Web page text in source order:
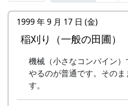
里山の自然と暮らしを守ろ
「この村に、喰われる」、「
る」って、いやいやいや、
ありませんよ。
棚⽥のイネに
6
ふるさと加美の⾥へ
7
棚⽥の⾵
1999 年 9 月 17 日 (金)
稲刈り（一般の田圃）
機械（小さなコンバイン
やるのが普通です。その
す。